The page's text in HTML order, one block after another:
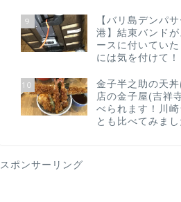
9
【バリ島デンパ
港】結束バンド
ースに付いてい
には気を付けて！
10
金子半之助の天
店の金子屋(吉祥
べられます！川
とも比べてみまし
スポンサーリング